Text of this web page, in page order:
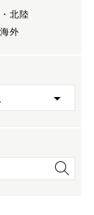
北陸
海外